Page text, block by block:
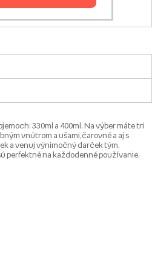
330ml a 400ml. Na výber máte tri
vnútrom a ušami,čarovné a aj s
a venuj výnimočný darček tým,
perfektné na každodenné používanie,